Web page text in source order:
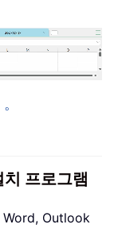
프로그램
Word, Outlook